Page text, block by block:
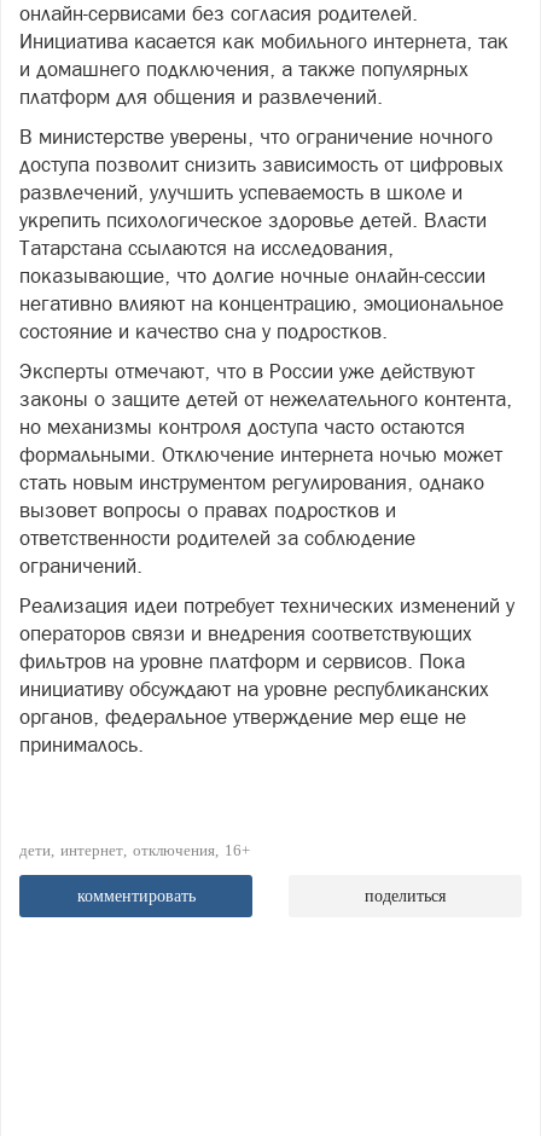
онлайн-сервисами без согласия родителей.
Инициатива касается как мобильного интернета, так
и домашнего подключения, а также популярных
платформ для общения и развлечений.
В министерстве уверены, что ограничение ночного
доступа позволит снизить зависимость от цифровых
развлечений, улучшить успеваемость в школе и
укрепить психологическое здоровье детей. Власти
Татарстана ссылаются на исследования,
показывающие, что долгие ночные онлайн-сессии
негативно влияют на концентрацию, эмоциональное
состояние и качество сна у подростков.
Эксперты отмечают, что в России уже действуют
законы о защите детей от нежелательного контента,
но механизмы контроля доступа часто остаются
формальными. Отключение интернета ночью может
стать новым инструментом регулирования, однако
вызовет вопросы о правах подростков и
ответственности родителей за соблюдение
ограничений.
Реализация идеи потребует технических изменений у
операторов связи и внедрения соответствующих
фильтров на уровне платформ и сервисов. Пока
инициативу обсуждают на уровне республиканских
органов, федеральное утверждение мер еще не
принималось.
дети интернет отключения 16+
комментировать поделиться